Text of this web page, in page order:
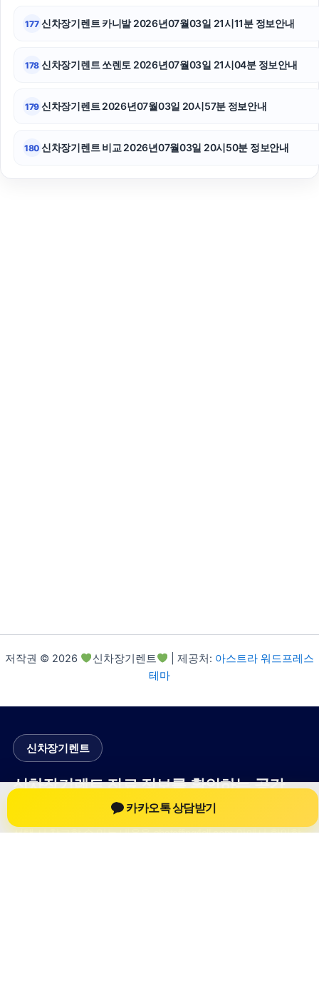
177 신차장기렌트 카니발 2026년07월03일 21시11분 정보안내
178 신차장기렌트 쏘렌토 2026년07월03일 21시04분 정보안내
179 신차장기렌트 2026년07월03일 20시57분 정보안내
180 신차장기렌트 비교 2026년07월03일 20시50분 정보안내
저작권 © 2026 신차장기렌트 | 제공처: 아스트라 워드프레스
테마
신차장기렌트
신차장기렌트 진료 정보를 확인하는 공간
신차장기렌트 관련 진료 정보, 방문 전 확인할 수 있는 기준, 치과
선택 시 참고할 수 있는 내용을 sbstaffing4all.com 안에서 확인할
카카오톡 상담받기